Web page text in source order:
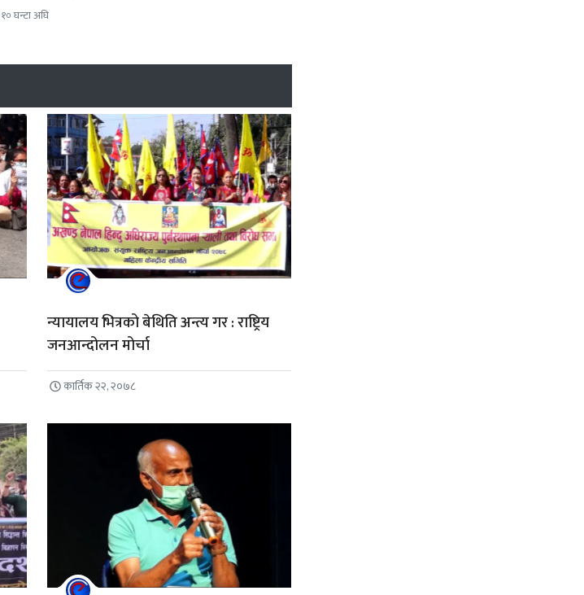
१० घन्टा अघि
न्यायालय भित्रको बेथिति अन्त्य गर : राष्ट्रिय
जनआन्दोलन मोर्चा
कार्तिक २२, २०७८